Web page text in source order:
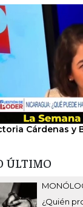
Cárdenas y
ÚLTIMO
¿Quién